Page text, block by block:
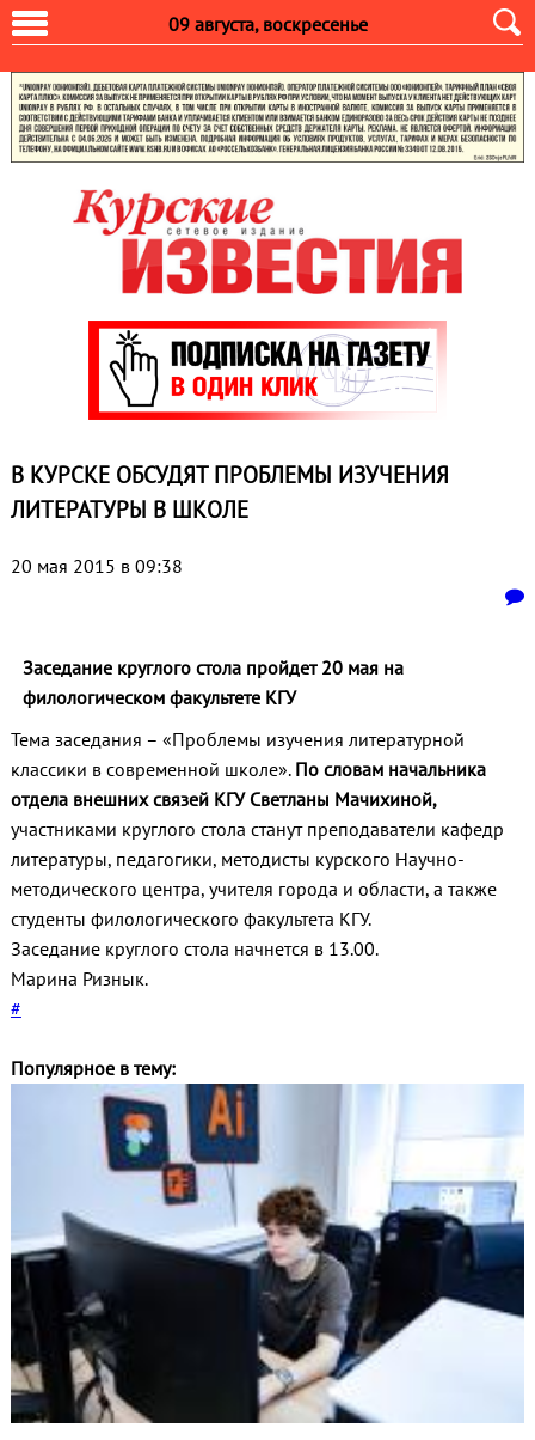
09 августа, воскресенье
В КУРСКЕ ОБСУДЯТ ПРОБЛЕМЫ ИЗУЧЕНИЯ
ЛИТЕРАТУРЫ В ШКОЛЕ
20 мая 2015 в 09:38
Заседание круглого стола пройдет 20 мая на
филологическом факультете КГУ
Тема заседания – «Проблемы изучения литературной
классики в современной школе». По словам начальника
отдела внешних связей КГУ Светланы Мачихиной,
участниками круглого стола станут преподаватели кафедр
литературы, педагогики, методисты курского Научно-
методического центра, учителя города и области, а также
студенты филологического факультета КГУ.
Заседание круглого стола начнется в 13.00.
Марина Ризнык.
#
Популярное в тему: